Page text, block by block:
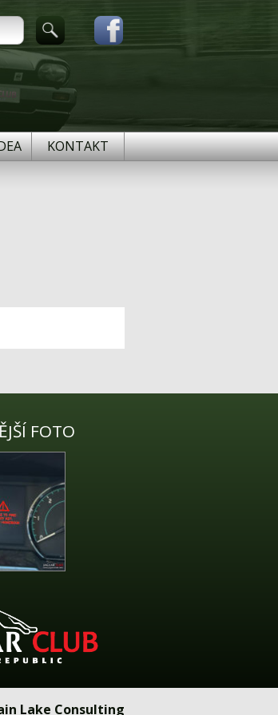
KONTAKT
FOTO
Lake Consulting